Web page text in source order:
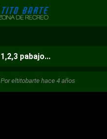
1,2,3 pabajo...
Poreltitobartehace 4 años